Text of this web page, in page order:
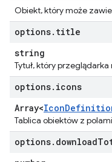
Obiekt, który może
options. title
string
Tytuł, który
options. icons
Array<Icon
Tablica obiektów z polami
options. download